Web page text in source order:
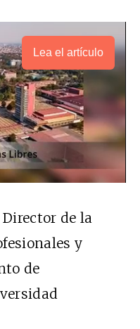
Lea el artículo
Director de la
y
de